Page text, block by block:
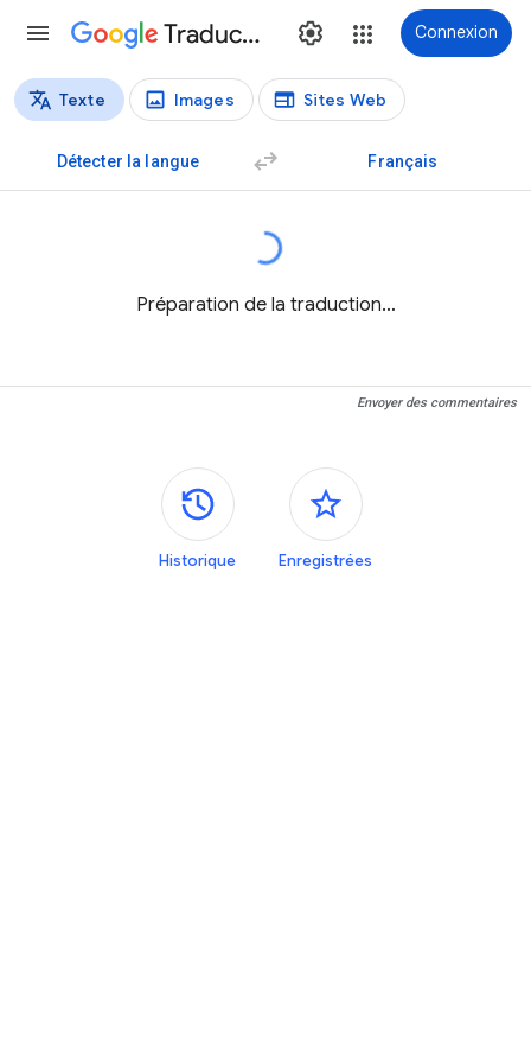
Traduction Connexion
Types de traductions
Texte Images Sites Web
Détecter la langue Français
Préparation de la traduction…
Envoyer des commentaires
Panneaux latéraux
Historique Enregistrées